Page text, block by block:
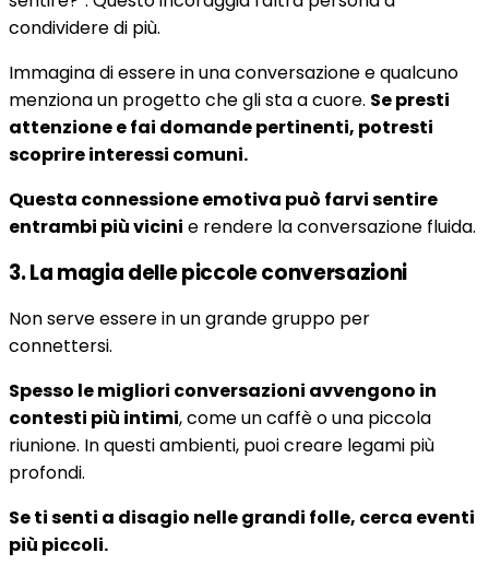
condividere di più.
Immagina di essere in una conversazione e qualcuno
menziona un progetto che gli sta a cuore. Se presti
attenzione e fai domande pertinenti, potresti
scoprire interessi comuni.
Questa connessione emotiva può farvi sentire
entrambi più vicini e rendere la conversazione fluida.
3. La magia delle piccole conversazioni
Non serve essere in un grande gruppo per
connettersi.
Spesso le migliori conversazioni avvengono in
contesti più intimi, come un caffè o una piccola
riunione. In questi ambienti, puoi creare legami più
profondi.
Se ti senti a disagio nelle grandi folle, cerca eventi
più piccoli.